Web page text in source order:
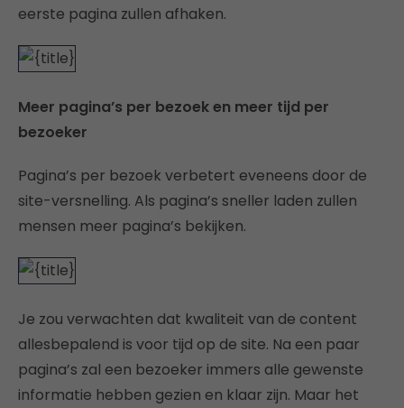
eerste pagina zullen afhaken.
Meer pagina’s per bezoek en meer tijd per
bezoeker
Pagina’s per bezoek verbetert eveneens door de
site-versnelling. Als pagina’s sneller laden zullen
mensen meer pagina’s bekijken.
Je zou verwachten dat kwaliteit van de content
allesbepalend is voor tijd op de site. Na een paar
pagina’s zal een bezoeker immers alle gewenste
informatie hebben gezien en klaar zijn. Maar het